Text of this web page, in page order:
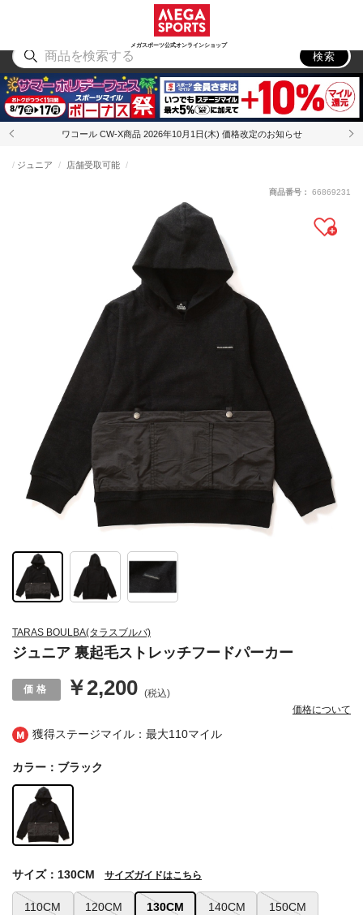
メガスポーツ公式オンラインショップ
アウトドア
検索
ワコール CW-X商品 2026年10月1日(木) 価格改定のお知らせ
獲得ステージマイル：最大110マイル
TARAS BOULBA(タラスブルバ)
ジュニア 裏起毛ストレッチフードパーカー
ジュニア 店舗受取可能
￥2,200 (税込)
価格について
商品番号： 66869231
カラー：ブラック
110CM 120CM 130CM 140CM 150CM
サイズ：130CM サイズガイドはこちら